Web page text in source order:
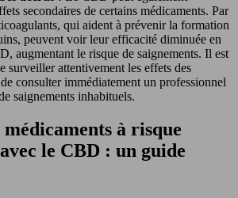
secondaires de certains médicaments. Par
qui aident à prévenir la formation
peuvent voir leur efficacité diminuée en
augmentant le risque de saignements. Il est
surveiller attentivement les effets des
consulter immédiatement un professionnel
saignements inhabituels.
à risque
le CBD : un guide